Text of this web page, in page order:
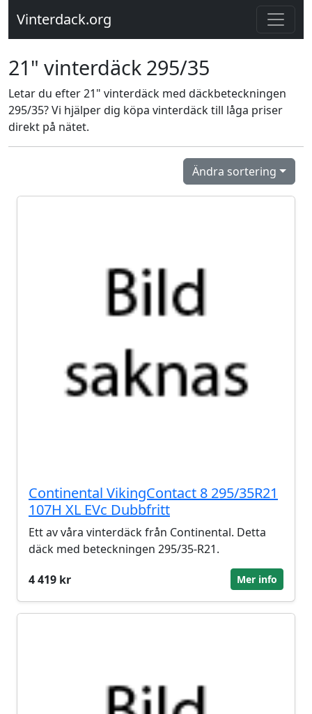
Vinterdack.org
21" vinterdäck 295/35
Letar du efter 21" vinterdäck med däckbeteckningen
295/35? Vi hjälper dig köpa vinterdäck till låga priser
direkt på nätet.
Ändra sortering
Continental VikingContact 8 295/35R21
107H XL EVc Dubbfritt
Ett av våra vinterdäck från Continental. Detta
däck med beteckningen 295/35-R21.
4 419 kr
Mer info